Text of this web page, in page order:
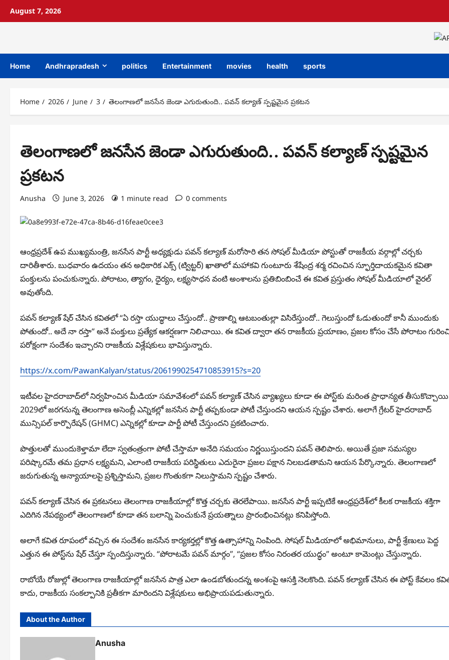
August 7, 2026
Home Andhrapradesh politics Entertainment movies health sports
Home 2026 June 3 తెలంగాణలో జనసేన జెండా ఎగురుతుంది.. పవన్ కల్యాణ్ స్పష్టమైన ప్రకటన
తెలంగాణలో జనసేన జెండా ఎగురుతుంది.. పవన్ కల్యాణ్ స్పష్టమైన
ప్రకటన
Anusha June 3, 2026 1 minute read 0 comments
ఆంధ్రప్రదేశ్ ఉప ముఖ్యమంత్రి, జనసేన పార్టీ అధ్యక్షుడు పవన్ కల్యాణ్ మరోసారి తన సోషల్ మీడియా పోస్టుతో రాజకీయ వర్గాల్లో చర్చకు
దారితీశారు. బుధవారం ఉదయం తన అధికారిక ఎక్స్ (ట్విట్టర్) ఖాతాలో మహాకవి గుంటూరు శేషేంద్ర శర్మ రచించిన స్ఫూర్తిదాయకమైన కవితా
పంక్తులను పంచుకున్నారు. పోరాటం, త్యాగం, ధైర్యం, లక్ష్యసాధన వంటి అంశాలను ప్రతిబింబించే ఈ కవిత ప్రస్తుతం సోషల్ మీడియాలో వైరల్
అవుతోంది.
పవన్ కల్యాణ్ షేర్ చేసిన కవితలో “ఏ రస్తా యుద్ధాలు చేస్తుందో.. ప్రాణాల్ని ఆటబంతుల్లా విసిరేస్తుందో.. గెలుస్తుందో ఓడుతుందో కానీ ముందుకు
పోతుందో.. అదే నా రస్తా” అనే పంక్తులు ప్రత్యేక ఆకర్షణగా నిలిచాయి. ఈ కవిత ద్వారా తన రాజకీయ ప్రయాణం, ప్రజల కోసం చేసే పోరాటం
పరోక్షంగా సందేశం ఇచ్చారని రాజకీయ విశ్లేషకులు భావిస్తున్నారు.
https://x.com/PawanKalyan/status/2061990254710853915?s=20
ఇటీవల హైదరాబాద్‌లో నిర్వహించిన మీడియా సమావేశంలో పవన్ కల్యాణ్ చేసిన వ్యాఖ్యలు కూడా ఈ పోస్ట్‌కు మరింత ప్రాధాన్యత
2029లో జరగనున్న తెలంగాణ అసెంబ్లీ ఎన్నికల్లో జనసేన పార్టీ తప్పకుండా పోటీ చేస్తుందని ఆయన స్పష్టం చేశారు. అలాగే గ్రేటర్ హైదరాబాద్
మున్సిపల్ కార్పొరేషన్ (GHMC) ఎన్నికల్లో కూడా పార్టీ పోటీ చేస్తుందని ప్రకటించారు.
పొత్తులతో ముందుకెళ్తామా లేదా స్వతంత్రంగా పోటీ చేస్తామా అనేది సమయం నిర్ణయిస్తుందని పవన్ తెలిపారు. అయితే ప్రజా సమస్యల
పరిష్కారమే తమ ప్రధాన లక్ష్యమని, ఎలాంటి రాజకీయ పరిస్థితులు ఎదురైనా ప్రజల పక్షాన నిలబడతామని ఆయన పేర్కొన్నారు. తెలంగాణలో
జరుగుతున్న అన్యాయాలపై ప్రశ్నిస్తామని, ప్రజల గొంతుకగా నిలుస్తామని స్పష్టం చేశారు.
పవన్ కల్యాణ్ చేసిన ఈ ప్రకటనలు తెలంగాణ రాజకీయాల్లో కొత్త చర్చకు తెరలేపాయి. జనసేన పార్టీ ఇప్పటికే ఆంధ్రప్రదేశ్‌లో కీలక రాజకీయ శక్తిగా
ఎదిగిన నేపథ్యంలో తెలంగాణలో కూడా తన బలాన్ని పెంచుకునే ప్రయత్నాలు ప్రారంభించినట్లు కనిపిస్తోంది.
అలాగే కవిత రూపంలో వచ్చిన ఈ సందేశం జనసేన కార్యకర్తల్లో కొత్త ఉత్సాహాన్ని నింపింది. సోషల్ మీడియాలో అభిమానులు, పార్టీ శ్రేణులు పెద్ద
ఎత్తున ఈ పోస్ట్‌ను షేర్ చేస్తూ స్పందిస్తున్నారు. “పోరాటమే పవన్ మార్గం”, “ప్రజల కోసం నిరంతర యుద్ధం” అంటూ కామెంట్లు చేస్తున్నారు.
రాబోయే రోజుల్లో తెలంగాణ రాజకీయాల్లో జనసేన పాత్ర ఎలా ఉండబోతుందన్న అంశంపై ఆసక్తి నెలకొంది. పవన్ కల్యాణ్ చేసిన ఈ పోస్ట్ కేవలం
కాదు, రాజకీయ సంకల్పానికి ప్రతీకగా మారిందని విశ్లేషకులు అభిప్రాయపడుతున్నారు.
About the Author
Anusha